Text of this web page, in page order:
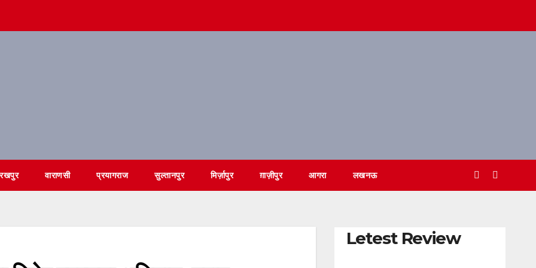
वाराणसी प्रयागराज सुल्तानपुर मिर्ज़ापुर ग़ाज़ीपुर आगरा लखनऊ
Letest Review